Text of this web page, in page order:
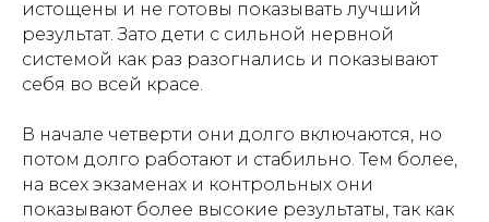
истощены и не готовы показывать лучший
результат. Зато дети с сильной нервной
системой как раз разогнались и показывают
себя во всей красе.
В начале четверти они долго включаются, но
потом долго работают и стабильно. Тем более,
на всех экзаменах и контрольных они
показывают более высокие результаты, так как